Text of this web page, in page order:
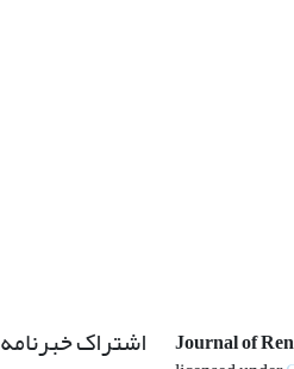
Journal of اشتراک خبرنامه